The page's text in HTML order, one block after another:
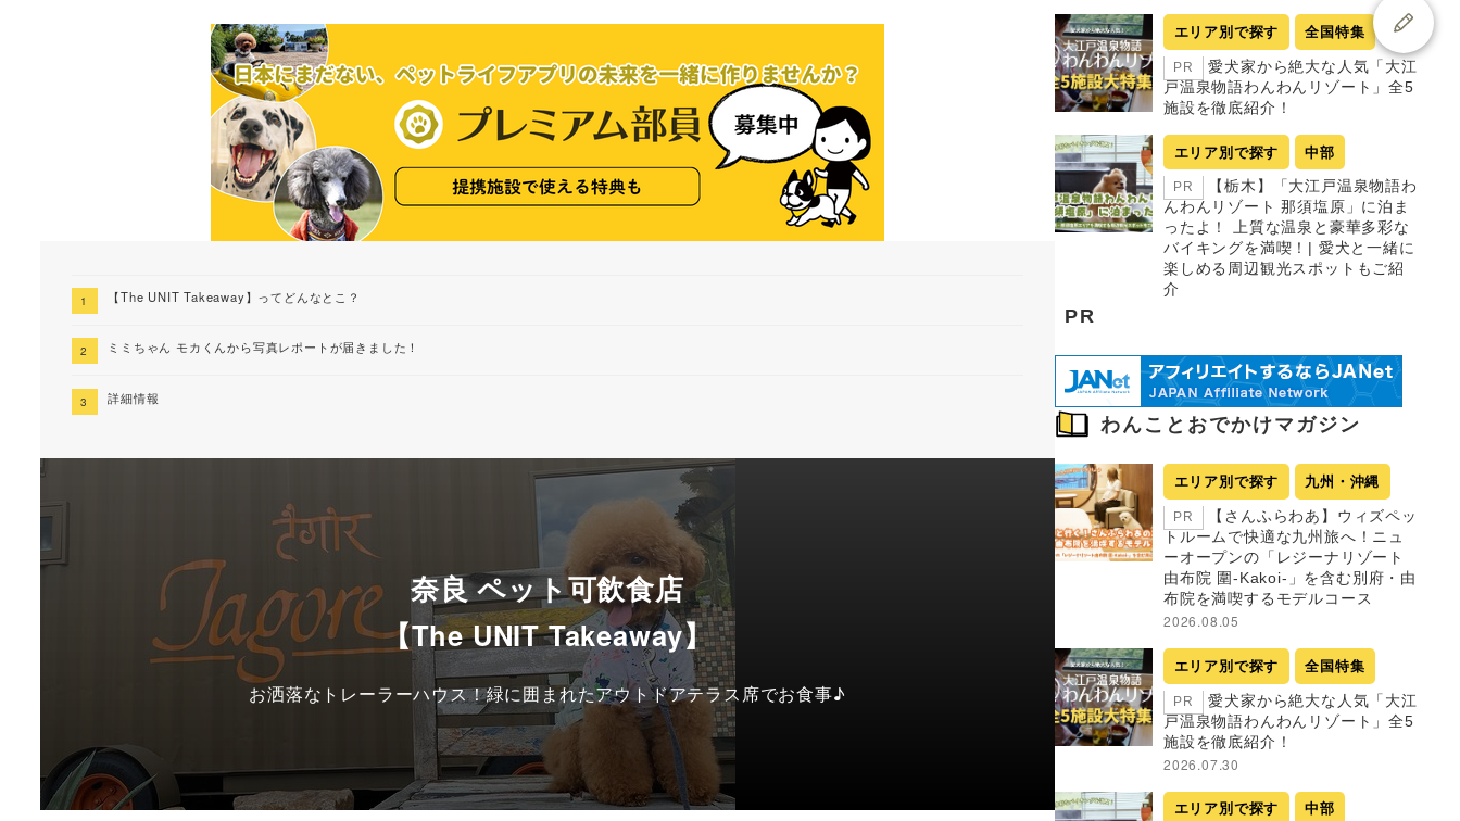
【The UNIT Takeaway】ってどんなとこ？
ミミちゃん モカくんから写真レポートが届きました！
詳細情報
奈良 ペット可飲食店
【The UNIT Takeaway】
お洒落なトレーラーハウス！緑に囲まれたアウトドアテラス席でお食事♪
エリア別で探す 全国特集
PR
愛犬家から絶大な人気「大江
戸温泉物語わんわんリゾート」全5
施設を徹底紹介！
エリア別で探す 中部
PR
【栃木】「大江戸温泉物語わ
んわんリゾート 那須塩原」に泊ま
ったよ！ 上質な温泉と豪華多彩な
バイキングを満喫！| 愛犬と一緒に
楽しめる周辺観光スポットもご紹
介
PR
わんことおでかけマガジン
エリア別で探す 九州・沖縄
PR
【さんふらわあ】ウィズペッ
トルームで快適な九州旅へ！ニュ
ーオープンの「レジーナリゾート
由布院 圍-Kakoi-」を含む別府・由
布院を満喫するモデルコース
2026.08.05
エリア別で探す 全国特集
PR
愛犬家から絶大な人気「大江
戸温泉物語わんわんリゾート」全5
施設を徹底紹介！
2026.07.30
エリア別で探す 中部